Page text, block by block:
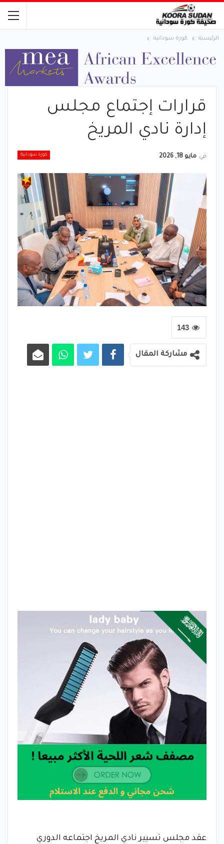
الرئيسية كورة سودانية
قرارات إجتماع مجلس
إدارة نادي المريخ
كورة سودانية في مايو 18, 2026
143
مشاركة المقال
عقد مجلس تسيير نادي المريخ اجتماعه الدوري